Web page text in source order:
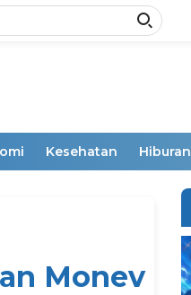
Kesehatan Hiburan
Monev